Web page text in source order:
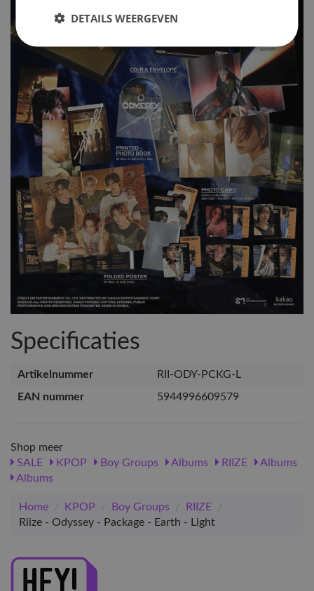
Specificaties
Artikelnummer
RII-ODY-PCKG-L
EAN nummer
5944996609579
Shop meer
SALE
KPOP Boy Groups Albums RIIZE
Albums
Albums
Home / KPOP / Boy Groups / RIIZE
/
Riize - Odyssey - Package - Earth - Light
DETAILS WEERGEVEN